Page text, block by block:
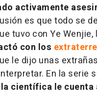
activamente
es que todo se
tuvo con Ye Wenjie,
con los
le dijo unas
En la serie
científica le cuenta